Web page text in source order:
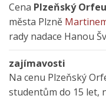
Cena Plzeňský
města Plzně
rady nadace Hanou
zajímavosti
Na cenu Plzeňský
studentům do 15 let,